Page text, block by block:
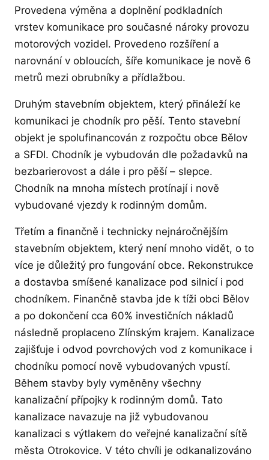
Provedena výměna a doplnění podkladních
vrstev komunikace pro současné nároky provozu
motorových vozidel. Provedeno rozšíření a
narovnání v obloucích, šíře komunikace je nově 6
metrů mezi obrubníky a přídlažbou.
Druhým stavebním objektem, který přináleží ke
komunikaci je chodník pro pěší. Tento stavební
objekt je spolufinancován z rozpočtu obce Bělov
a SFDI. Chodník je vybudován dle požadavků na
bezbarierovost a dále i pro pěší – slepce.
Chodník na mnoha místech protínají i nově
vybudované vjezdy k rodinným domům.
Třetím a finančně i technicky nejnáročnějším
stavebním objektem, který není mnoho vidět, o to
více je důležitý pro fungování obce. Rekonstrukce
a dostavba smíšené kanalizace pod silnicí i pod
chodníkem. Finančně stavba jde k tíži obci Bělov
a po dokončení cca 60% investičních nákladů
následně proplaceno Zlínským krajem. Kanalizace
zajišťuje i odvod povrchových vod z komunikace i
chodníku pomocí nově vybudovaných vpustí.
Během stavby byly vyměněny všechny
kanalizační přípojky k rodinným domů. Tato
kanalizace navazuje na již vybudovanou
kanalizaci s výtlakem do veřejné kanalizační sítě
města Otrokovice. V této chvíli je odkanalizováno